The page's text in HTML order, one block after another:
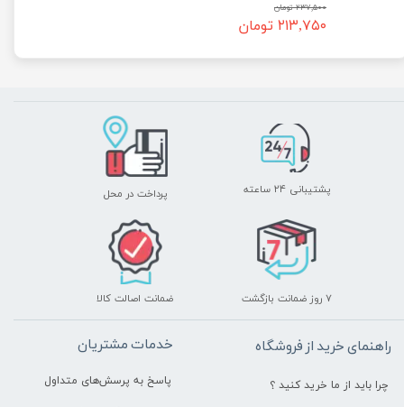
۲۳۷,۵۰۰ تومان
۲۱۳,۷۵۰ تومان
پشتیبانی ۲۴ ساعته پرداخت در محل
۷ روز ضمانت بازگشت ضمانت اصالت کالا
راهنمای خرید از فروشگاه
چرا باید از ما خرید کنید ؟
خدمات مشتریان
پاسخ به پرسش‌های متداول